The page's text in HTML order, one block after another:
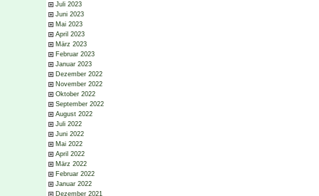
Juli 2023
Juni 2023
Mai 2023
April 2023
März 2023
Februar 2023
Januar 2023
Dezember 2022
November 2022
Oktober 2022
September 2022
August 2022
Juli 2022
Juni 2022
Mai 2022
April 2022
März 2022
Februar 2022
Januar 2022
Dezember 2021